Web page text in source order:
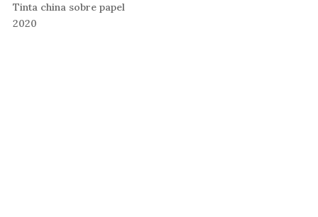
Tinta china sobre papel
2020